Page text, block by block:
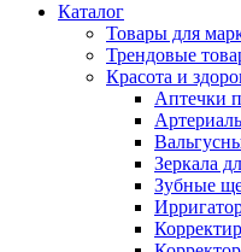
Каталог
Товары для
Трендовые
Красота и
Аптечки
Зеркала
Зубные